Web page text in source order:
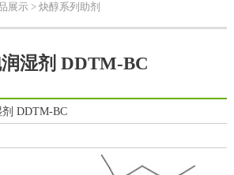
展示 > 炔醇系列助剂
湿剂 DDTM-BC
DDTM-BC